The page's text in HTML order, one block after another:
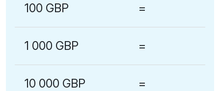
100 GBP =
1 000 GBP =
10 000 GBP =